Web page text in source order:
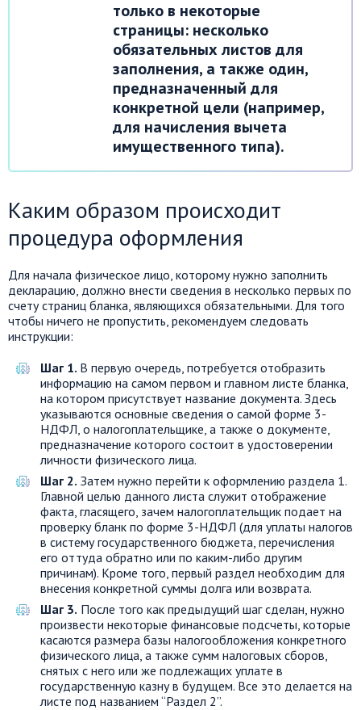
только в некоторые
страницы: несколько
обязательных листов для
заполнения, а также один,
предназначенный для
конкретной цели (например,
для начисления вычета
имущественного типа).
Каким образом происходит
процедура оформления
Для начала физическое лицо, которому нужно заполнить
декларацию, должно внести сведения в несколько первых по
счету страниц бланка, являющихся обязательными. Для того
чтобы ничего не пропустить, рекомендуем следовать
инструкции:
Шаг 1. В первую очередь, потребуется отобразить
информацию на самом первом и главном листе бланка,
на котором присутствует название документа. Здесь
указываются основные сведения о самой форме 3-
НДФЛ, о налогоплательщике, а также о документе,
предназначение которого состоит в удостоверении
личности физического лица.
Шаг 2. Затем нужно перейти к оформлению раздела 1.
Главной целью данного листа служит отображение
факта, гласящего, зачем налогоплательщик подает на
проверку бланк по форме 3-НДФЛ (для уплаты налогов
в систему государственного бюджета, перечисления
его оттуда обратно или по каким-либо другим
причинам). Кроме того, первый раздел необходим для
внесения конкретной суммы долга или возврата.
Шаг 3. После того как предыдущий шаг сделан, нужно
произвести некоторые финансовые подсчеты, которые
касаются размера базы налогообложения конкретного
физического лица, а также сумм налоговых сборов,
снятых с него или же подлежащих уплате в
государственную казну в будущем. Все это делается на
листе под названием “Раздел 2”.